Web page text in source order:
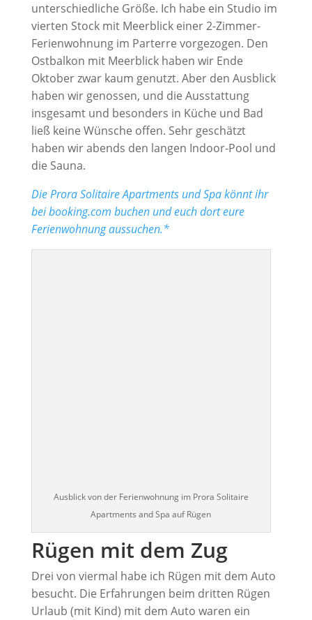
unterschiedliche Größe. Ich habe ein Studio im
vierten Stock mit Meerblick einer 2-Zimmer-
Ferienwohnung im Parterre vorgezogen. Den
Ostbalkon mit Meerblick haben wir Ende
Oktober zwar kaum genutzt. Aber den Ausblick
haben wir genossen, und die Ausstattung
insgesamt und besonders in Küche und Bad
ließ keine Wünsche offen. Sehr geschätzt
haben wir abends den langen Indoor-Pool und
die Sauna.
Die Prora Solitaire Apartments und Spa könnt ihr
bei booking.com buchen und euch dort eure
Ferienwohnung aussuchen.*
Ausblick von der Ferienwohnung im Prora Solitaire
Apartments and Spa auf Rügen
Rügen mit dem Zug
Drei von viermal habe ich Rügen mit dem Auto
besucht. Die Erfahrungen beim dritten Rügen
Urlaub (mit Kind) mit dem Auto waren ein